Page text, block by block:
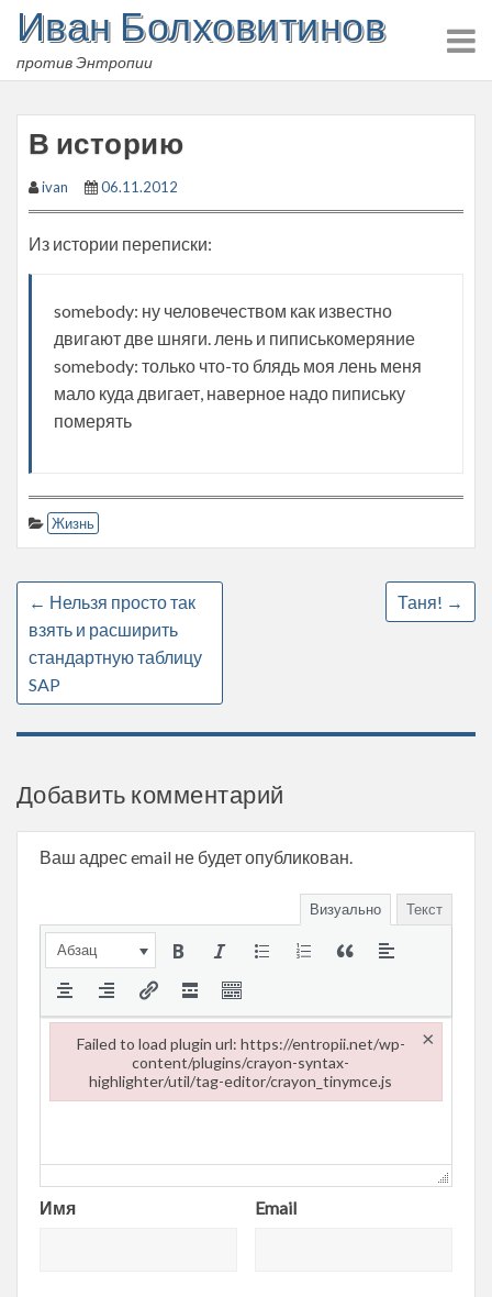
Skip
content
Иван Болховитинов
против Энтропии
В историю
ivan 06.11.2012
Из истории переписки:
somebody: ну человечеством как известно
двигают две шняги. лень и пиписькомеряние
somebody: только что-то блядь моя лень меня
мало куда двигает, наверное надо пипиську
померять
Жизнь
← Нельзя просто так
взять и расширить
стандартную таблицу
SAP
Таня! →
Добавить комментарий
Ваш адрес email не будет опубликован.
Визуально Текст
Абзац
Имя Email
Failed to load plugin url: https://entropii.net/wp-
content/plugins/crayon-syntax-
highlighter/util/tag-editor/crayon_tinymce.js
×
Failed to load plugin url: https://entropii.net/wp-content/